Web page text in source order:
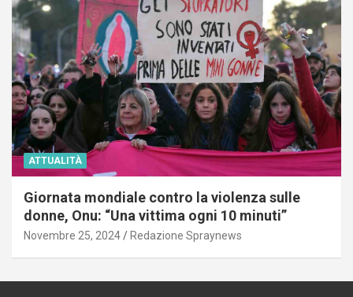
ATTUALITÀ
Giornata mondiale contro la violenza sulle
donne, Onu: “Una vittima ogni 10 minuti”
Novembre 25, 2024 Redazione Spraynews